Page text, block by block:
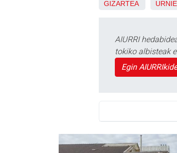
GIZARTEA
AIURRI
tokiko albisteak
Egin